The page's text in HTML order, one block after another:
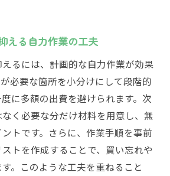
える自力作業の工夫
るには、計画的な自力作業が効果
必要な箇所を小分けにして段階的
に多額の出費を避けられます。次
く必要な分だけ材料を用意し、無
トです。さらに、作業手順を事前
トを作成することで、買い忘れや
。このような工夫を重ねること